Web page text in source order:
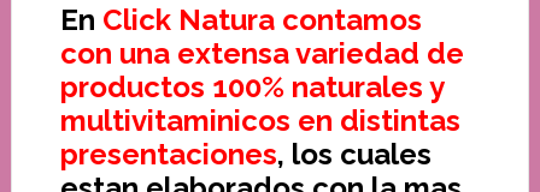
En Click Natura contamos
con una extensa variedad de
productos 100% naturales y
multivitaminicos en distintas
presentaciones, los cuales